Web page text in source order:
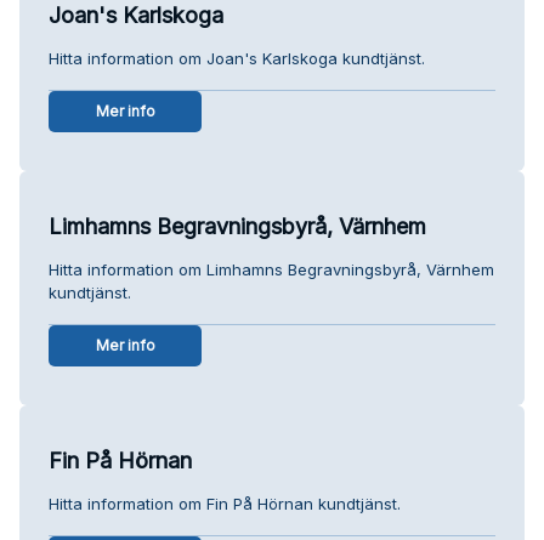
Joan's Karlskoga
Hitta information om Joan's Karlskoga kundtjänst.
Mer info
Limhamns Begravningsbyrå, Värnhem
Hitta information om Limhamns Begravningsbyrå, Värnhem
kundtjänst.
Mer info
Fin På Hörnan
Hitta information om Fin På Hörnan kundtjänst.